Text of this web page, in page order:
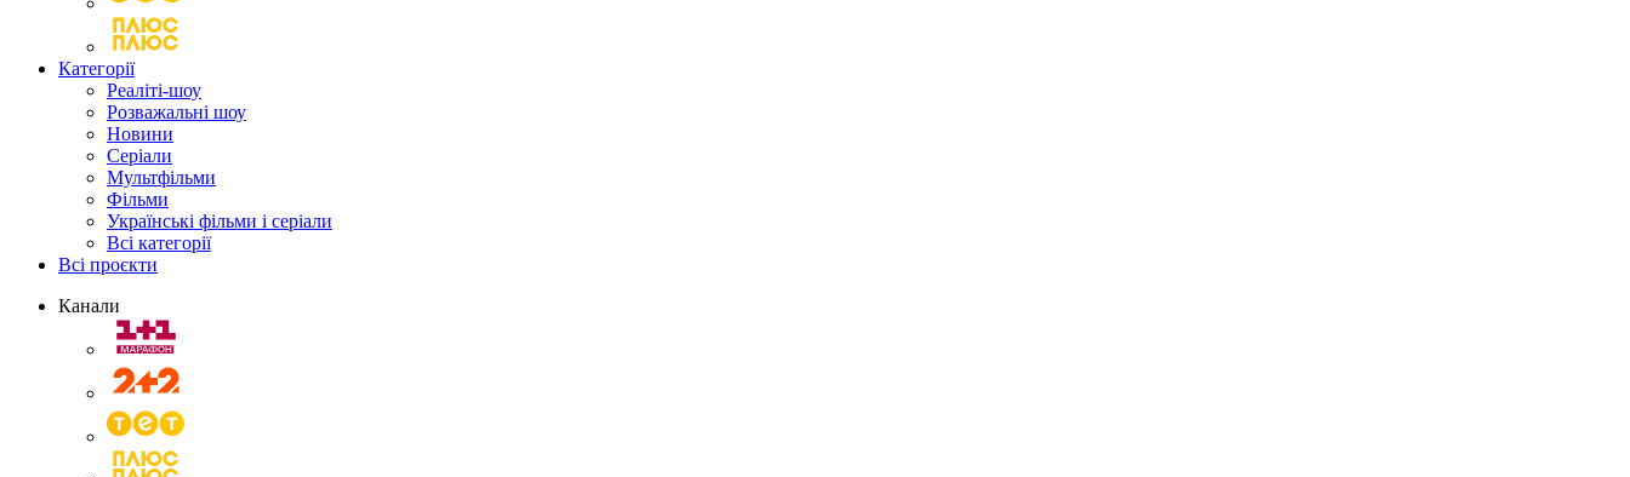
Категорії
Реаліті-шоу
Розважальні шоу
Новини
Серіали
Мультфільми
Фільми
Українські фільми і серіали
Всі категорії
Всі проєкти
Канали